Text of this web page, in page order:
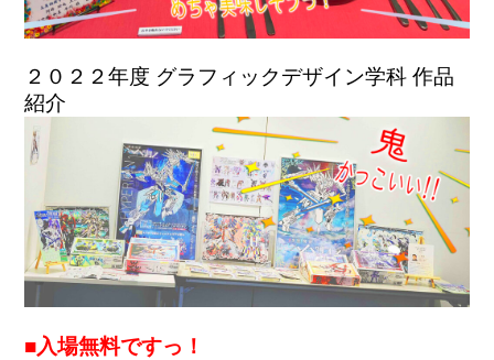
２０２２年度 グラフィックデザイン学科 作品
紹介
■入場無料ですっ！